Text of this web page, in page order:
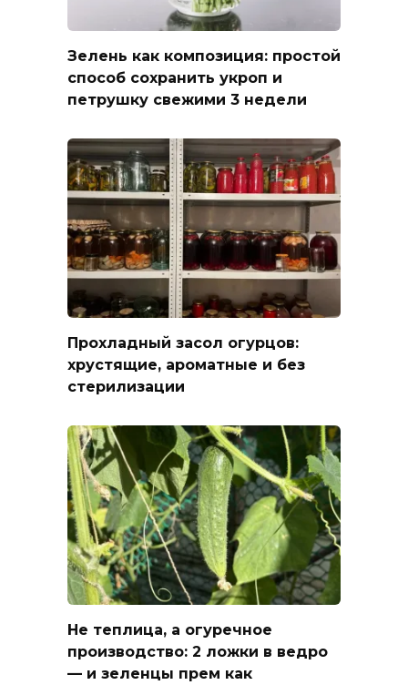
Зелень как композиция: простой
способ сохранить укроп и
петрушку свежими 3 недели
Прохладный засол огурцов:
хрустящие, ароматные и без
стерилизации
Не теплица, а огуречное
производство: 2 ложки в ведро
— и зеленцы прем как